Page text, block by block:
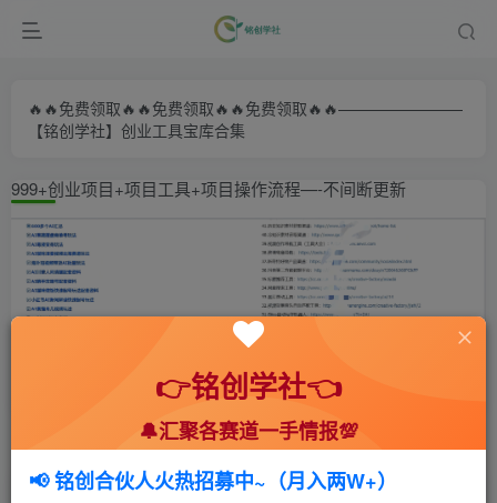
🔥🔥免费领取🔥🔥免费领取🔥🔥免费领取🔥🔥————————
【铭创学社】创业工具宝库合集
999+创业项目+项目工具+项目操作流程—-不间断更新
首页 🍻会员专享 🆓网创项目 正文
👉铭创学社👈
🔔汇聚各赛道一手情报💯
📢 铭创合伙人火热招募中~（月入两W+）